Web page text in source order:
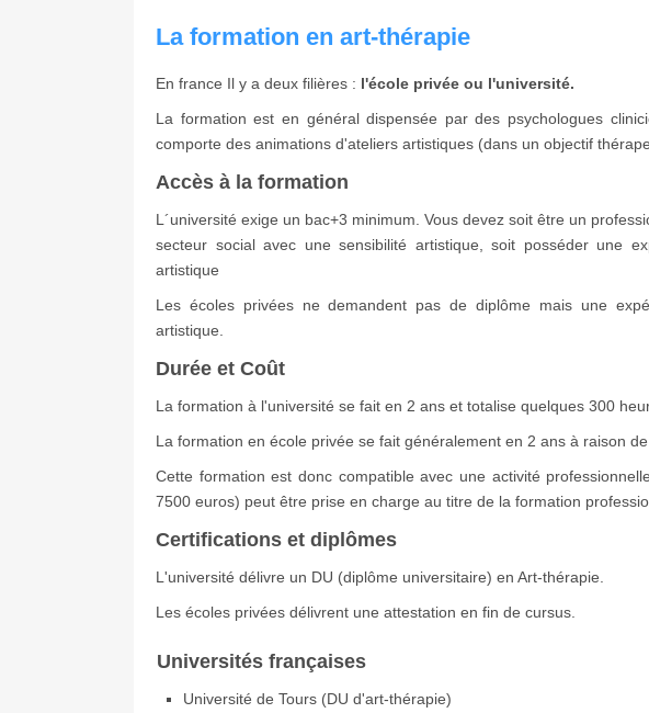
La formation en art-thérapie
En france Il y a deux filières : l'école privée ou l'université.
La formation est en général dispensée par des psychologues
comporte des animations d'ateliers artistiques (dans un objectif
Accès à la formation
L´université exige un bac+3 minimum. Vous devez soit être un
secteur social avec une sensibilité artistique, soit posséder une
artistique
Les écoles privées ne demandent pas de diplôme mais une
artistique.
Durée et Coût
La formation à l'université se fait en 2 ans et totalise quelques 300
La formation en école privée se fait généralement en 2 ans à raison
Cette formation est donc compatible avec une activité
7500 euros) peut être prise en charge au titre de la formation
Certifications et diplômes
L'université délivre un DU (diplôme universitaire) en Art-thérapie.
Les écoles privées délivrent une attestation en fin de cursus.
Universités françaises
Université de Tours (DU d'art-thérapie)